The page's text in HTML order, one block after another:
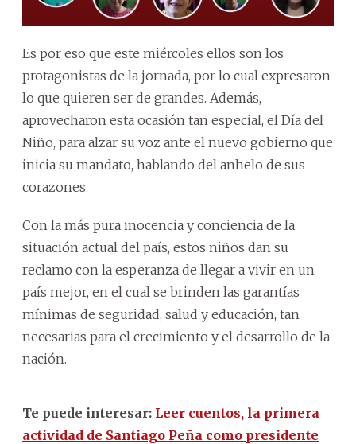
Es por eso que este miércoles ellos son los
protagonistas de la jornada, por lo cual expresaron
lo que quieren ser de grandes. Además,
aprovecharon esta ocasión tan especial, el Día del
Niño, para alzar su voz ante el nuevo gobierno que
inicia su mandato, hablando del anhelo de sus
corazones.
Con la más pura inocencia y conciencia de la
situación actual del país, estos niños dan su
reclamo con la esperanza de llegar a vivir en un
país mejor, en el cual se brinden las garantías
mínimas de seguridad, salud y educación, tan
necesarias para el crecimiento y el desarrollo de la
nación.
Te puede interesar: Leer cuentos, la primera
actividad de Santiago Peña como presidente